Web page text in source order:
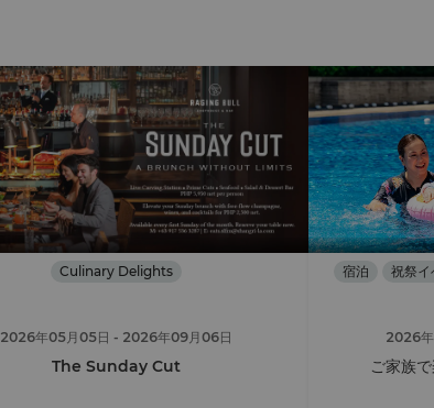
Culinary Delights
2026年05月05日 - 2026年09月06日
The Sunday Cut
宿泊 祝祭イ
2026
ご家族